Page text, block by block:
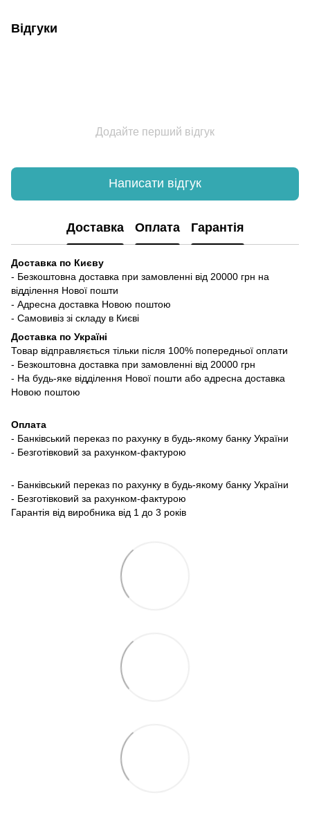
Відгуки
Додайте перший відгук
Написати відгук
Доставка Оплата Гарантія
Доставка по Києву
- Безкоштовна доставка при замовленні від 20000 грн на
відділення Нової пошти
- Адресна доставка Новою поштою
- Самовивіз зі складу в Києві
Доставка по Україні
Товар відправляється тільки після 100% попередньої оплати
- Безкоштовна доставка при замовленні від 20000 грн
- На будь-яке відділення Нової пошти або адресна доставка
Новою поштою
Оплата
- Банківський переказ по рахунку в будь-якому банку України
- Безготівковий за рахунком-фактурою
- Банківський переказ по рахунку в будь-якому банку України
- Безготівковий за рахунком-фактурою
Гарантія від виробника від 1 до 3 років